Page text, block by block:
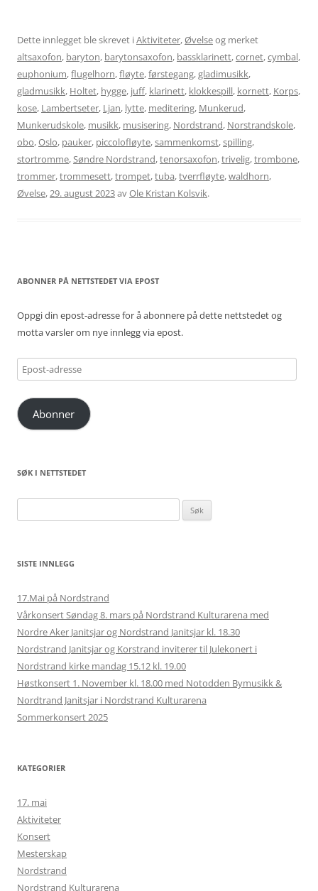
Dette innlegget ble skrevet iAktiviteter,Øvelseog merket
altsaxofon, baryton, barytonsaxofon, bassklarinett,cornet,cymbal,
euphonium,flugelhorn,fløyte,førstegang,gladimusikk,
gladmusikk, Holtet, hygge, juff, klarinett, klokkespill, kornett, Korps,
kose, Lambertseter, Ljan, lytte, meditering, Munkerud,
Munkerudskole, musikk, musisering, Nordstrand, Norstrandskole,
obo,Oslo, pauker, piccolofløyte,sammenkomst,spilling,
stortromme,Søndre Nordstrand,tenorsaxofon,trivelig,trombone,
trommer,trommesett,trompet,tuba,tverrfløyte,waldhorn,
Øvelse,29. august 2023avOle Kristan Kolsvik.
ABONNER PÅ NETTSTEDET VIA EPOST
Oppgi din epost-adresse for å abonnere på dette nettstedet og
motta varsler om nye innlegg via epost.
Epost-
adresse
Abonner
SØK I NETTSTEDET
etter:
SISTE INNLEGG
17.Mai på Nordstrand
Vårkonsert Søndag 8. mars på Nordstrand Kulturarena med
Nordre Aker Janitsjar og Nordstrand Janitsjar kl. 18.30
Nordstrand Janitsjar og Korstrand inviterer til Julekonert i
Nordstrand kirke mandag 15.12 kl. 19.00
Høstkonsert 1. November kl. 18.00 med Notodden Bymusikk &
Nordtrand Janitsjar i Nordstrand Kulturarena
Sommerkonsert 2025
KATEGORIER
17. mai
Aktiviteter
Konsert
Mesterskap
Nordstrand
Nordstrand Kulturarena